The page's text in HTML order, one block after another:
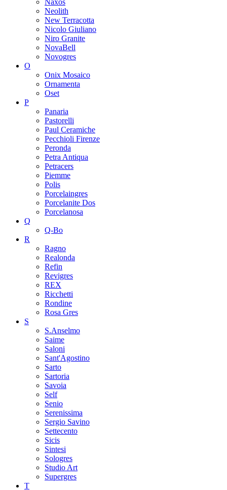
Naxos
Neolith
New Terracotta
Nicolo Giuliano
Niro Granite
NovaBell
Novogres
O
Onix Mosaico
Ornamenta
Oset
P
Panaria
Pastorelli
Paul Ceramiche
Pecchioli Firenze
Peronda
Petra Antiqua
Petracers
Piemme
Polis
Porcelaingres
Porcelanite Dos
Porcelanosa
Q
Q-Bo
R
Ragno
Realonda
Refin
Revigres
REX
Ricchetti
Rondine
Rosa Gres
S
S.Anselmo
Saime
Saloni
Sant'Agostino
Sarto
Sartoria
Savoia
Self
Senio
Serenissima
Sergio Savino
Settecento
Sicis
Sintesi
Sologres
Studio Art
Supergres
T